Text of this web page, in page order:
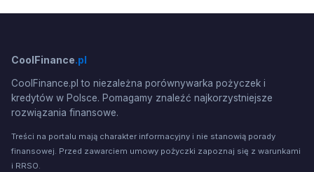
CoolFinance.pl
CoolFinance.pl to niezależna porównywarka pożyczek i
kredytów w Polsce. Pomagamy znaleźć najkorzystniejsze
rozwiązania finansowe.
Treści na portalu mają charakter informacyjny i nie stanowią porady
finansowej. Przed zawarciem umowy pożyczki zapoznaj się z warunkami
i RRSO.